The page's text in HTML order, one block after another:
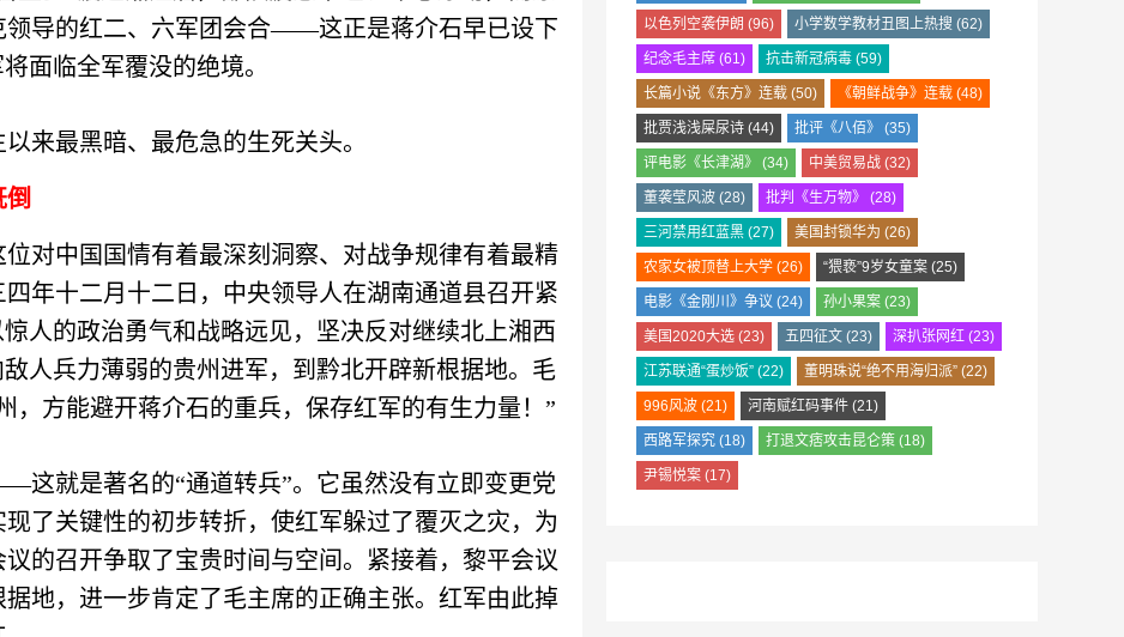
领导的红二、六军团会合——这正是蒋介石早已设下
面临全军覆没的绝境。
来最黑暗、最危急的生死关头。
对中国国情有着最深刻洞察、对战争规律有着最精
年十二月十二日，中央领导人在湖南通道县召开紧
人的政治勇气和战略远见，坚决反对继续北上湘西
人兵力薄弱的贵州进军，到黔北开辟新根据地。毛
，方能避开蒋介石的重兵，保存红军的有生力量！”
这就是著名的“通道转兵”。 它虽然没有立即变更党
了关键性的初步转折，使红军躲过了覆灭之灾，为
的召开争取了宝贵时间与空间。紧接着，黎平会议
地，进一步肯定了毛主席的正确主张。红军由此掉
以色列空袭伊朗 (96) 小学数学教材丑图上热搜 (62)
纪念毛主席 (61) 抗击新冠病毒 (59)
长篇小说《东方》连载 (50) 《朝鲜战争》连载 (48)
批贾浅浅屎尿诗 (44) 批评《八佰》 (35)
评电影《长津湖》 (34) 中美贸易战 (32)
董袭莹风波 (28) 批判《生万物》 (28)
三河禁用红蓝黑 (27) 美国封锁华为 (26)
农家女被顶替上大学 (26) “猥亵”9岁女童案 (25)
电影《金刚川》争议 (24) 孙小果案 (23)
美国2020大选 (23) 五四征文 (23) 深扒张网红 (23)
江苏联通“蛋炒饭” (22) 董明珠说“绝不用海归派” (22)
996风波 (21) 河南赋红码事件 (21)
西路军探究 (18) 打退文痞攻击昆仑策 (18)
尹锡悦案 (17)